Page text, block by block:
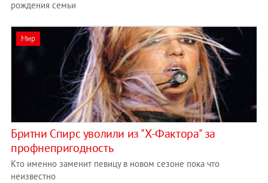
рождения семьи
Мир
Бритни Спирс уволили из "Х-Фактора" за
профнепригодность
Кто именно заменит певицу в новом сезоне пока что
неизвестно